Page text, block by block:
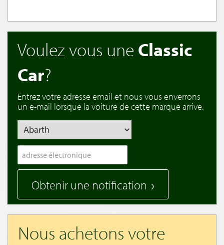
Voulez vous une Classic
Car?
Entrez votre adresse email et nous vous enverrons
un e-mail lorsque la voiture de cette marque arrive.
Obtenir une notification
Nous achetons votre